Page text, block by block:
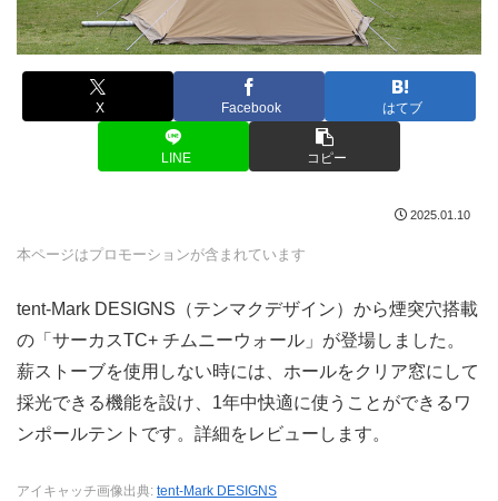
X Facebook はてブ
LINE コピー
2025.01.10
本ページはプロモーションが含まれています
tent-Mark DESIGNS（テンマクデザイン）から煙突穴搭載
の「サーカスTC+ チムニーウォール」が登場しました。
薪ストーブを使用しない時には、ホールをクリア窓にして
採光できる機能を設け、1年中快適に使うことができるワ
ンポールテントです。詳細をレビューします。
アイキャッチ画像出典: tent-Mark DESIGNS